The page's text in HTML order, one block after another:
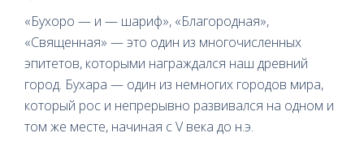
«Бухоро — и — шариф», «Благородная»,
«Священная» — это один из многочисленных
эпитетов, которыми награждался наш древний
город. Бухара — один из немногих городов мира,
который рос и непрерывно развивался на одном и
том же месте, начиная с V века до н.э.